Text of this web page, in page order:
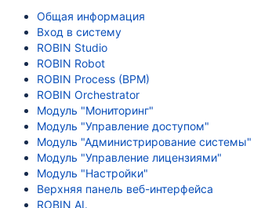
Общая информация
Вход в систему
ROBIN Studio
ROBIN Robot
ROBIN Process (BPM)
ROBIN Orchestrator
Модуль "Мониторинг"
Модуль "Управление доступом"
Модуль "Администрирование системы"
Модуль "Управление лицензиями"
Модуль "Настройки"
Верхняя панель веб-интерфейса
ROBIN AI.